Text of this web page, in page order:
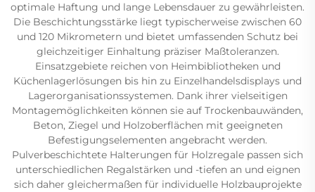
optimale Haftung und lange Lebensdauer zu gewährleisten.
Die Beschichtungsstärke liegt typischerweise zwischen 60
und 120 Mikrometern und bietet umfassenden Schutz bei
gleichzeitiger Einhaltung präziser Maßtoleranzen.
Einsatzgebiete reichen von Heimbibliotheken und
Küchenlagerlösungen bis hin zu Einzelhandelsdisplays und
Lagerorganisationssystemen. Dank ihrer vielseitigen
Montagemöglichkeiten können sie auf Trockenbauwänden,
Beton, Ziegel und Holzoberflächen mit geeigneten
Befestigungselementen angebracht werden.
Pulverbeschichtete Halterungen für Holzregale passen sich
unterschiedlichen Regalstärken und -tiefen an und eignen
sich daher gleichermaßen für individuelle Holzbauprojekte